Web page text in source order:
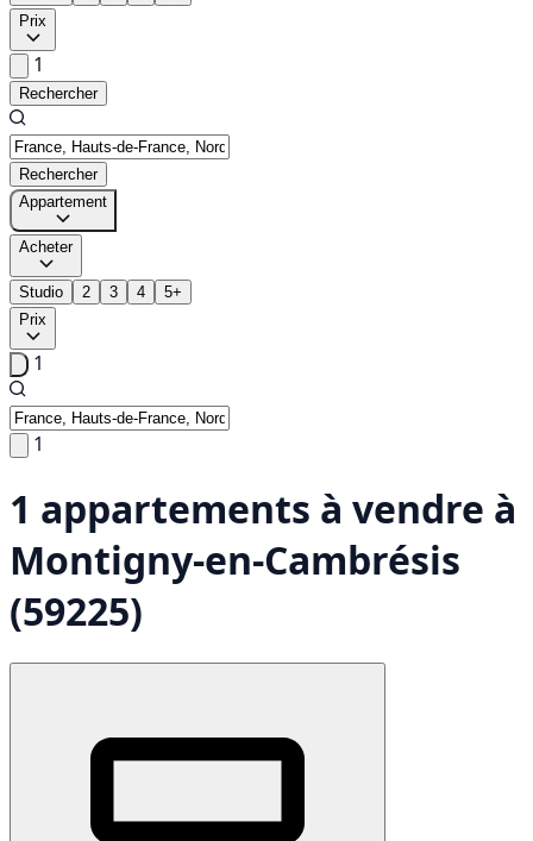
Prix
1
Rechercher
Rechercher
Appartement
Acheter
Studio 2 3 4
5+
Prix
1
1
1 appartements à vendre à
Montigny-en-Cambrésis
(59225)